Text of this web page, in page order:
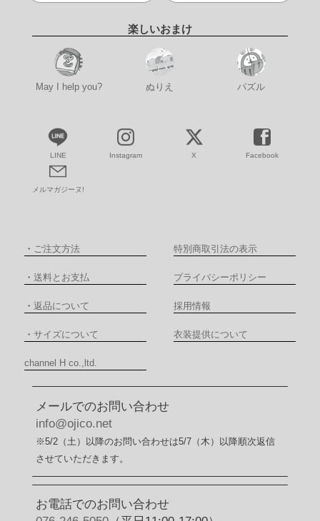
楽しいおまけ
May I help you? ぬりえ パズル
LINE Instagram X Facebook
メルマガジーヌ!
・ ご注文方法 特別商取引法の表示
・ 送料とお支払 プライバシーポリシー
・ 返品について 採用情報
・ サイズについて 衣装提供について
channel H co.,ltd.
メールでのお問い合わせ
info@ojico.net
※5/2（土）以降のお問い合わせは5/7（木）以降順次返信
させていただきます。
お電話でのお問い合わせ